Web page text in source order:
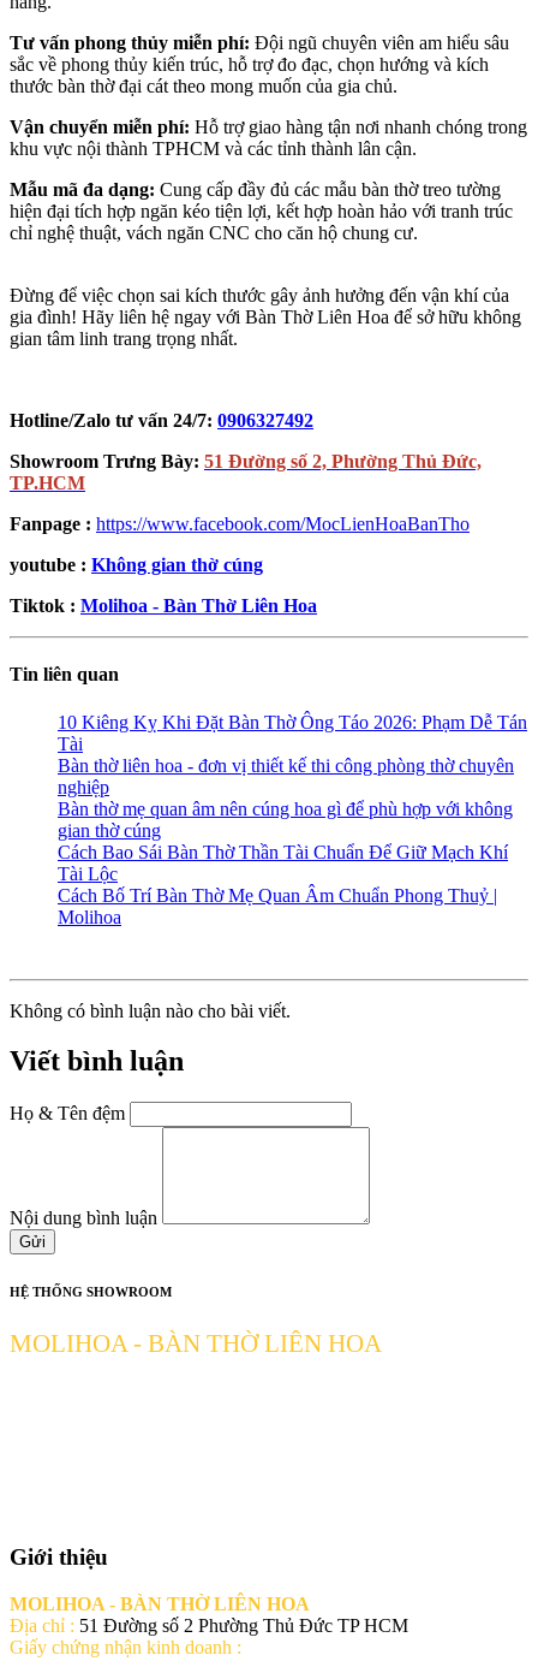
Tư vấn phong thủy miễn phí: Đội ngũ chuyên viên am hiểu sâu
sắc về phong thủy kiến trúc, hỗ trợ đo đạc, chọn hướng và kích
thước bàn thờ đại cát theo mong muốn của gia chủ.
Vận chuyển miễn phí: Hỗ trợ giao hàng tận nơi nhanh chóng trong
khu vực nội thành TPHCM và các tỉnh thành lân cận.
Mẫu mã đa dạng: Cung cấp đầy đủ các mẫu bàn thờ treo tường
hiện đại tích hợp ngăn kéo tiện lợi, kết hợp hoàn hảo với tranh trúc
chỉ nghệ thuật, vách ngăn CNC cho căn hộ chung cư.
Đừng để việc chọn sai kích thước gây ảnh hưởng đến vận khí của
gia đình! Hãy liên hệ ngay với Bàn Thờ Liên Hoa để sở hữu không
gian tâm linh trang trọng nhất.
Hotline/Zalo tư vấn 24/7: 0906327492
Showroom Trưng Bày: 51 Đường số 2, Phường Thủ Đức,
TP.HCM
Fanpage : https://www.facebook.com/MocLienHoaBanTho
youtube : Không gian thờ cúng
Tiktok : Molihoa - Bàn Thờ Liên Hoa
Tin liên quan
10 Kiêng Kỵ Khi Đặt Bàn Thờ Ông Táo 2026: Phạm Dễ Tán
Tài
Bàn thờ liên hoa - đơn vị thiết kế thi công phòng thờ chuyên
nghiệp
Bàn thờ mẹ quan âm nên cúng hoa gì để phù hợp với không
gian thờ cúng
Cách Bao Sái Bàn Thờ Thần Tài Chuẩn Để Giữ Mạch Khí
Tài Lộc
Cách Bố Trí Bàn Thờ Mẹ Quan Âm Chuẩn Phong Thuỷ |
Molihoa
Không có bình luận nào cho bài viết.
Viết bình luận
Họ & Tên đệm
Nội dung bình luận
Gửi
HỆ THỐNG SHOWROOM
MOLIHOA - BÀN THỜ LIÊN HOA
Giới thiệu
MOLIHOA - BÀN THỜ LIÊN HOA
Địa chỉ : 51 Đường số 2 Phường Thủ Đức TP HCM
Giấy chứng nhận kinh doanh :